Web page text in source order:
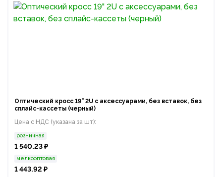
Оптический кросс 19" 2U с аксессуарами, без вставок, без
сплайс-кассеты (черный)
Цена с НДС (указана за шт):
розничная
1 540.23 ₽
мелкооптовая
1 443.92 ₽